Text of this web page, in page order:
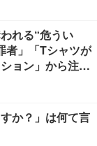
れる“危うい
者」「Tシャツが
ョン」から注目
か？」は何て言